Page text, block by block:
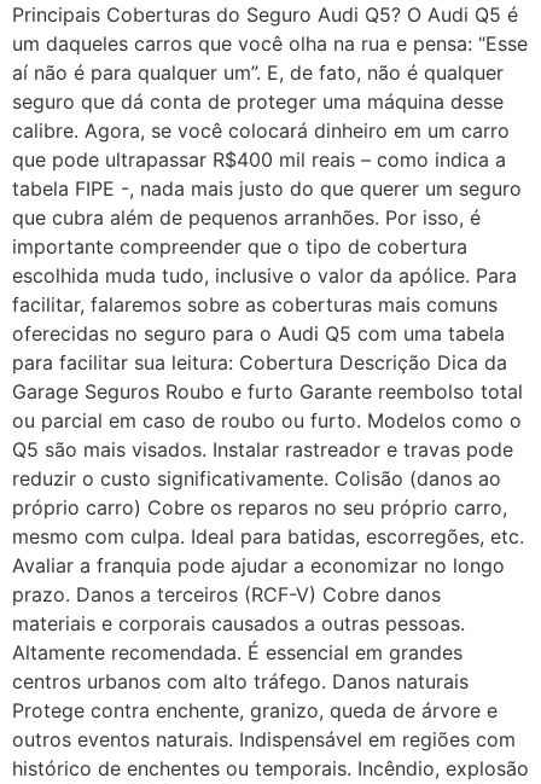
Principais Coberturas do Seguro Audi Q5? O Audi Q5 é
um daqueles carros que você olha na rua e pensa: “Esse
aí não é para qualquer um”. E, de fato, não é qualquer
seguro que dá conta de proteger uma máquina desse
calibre. Agora, se você colocará dinheiro em um carro
que pode ultrapassar R$400 mil reais – como indica a
tabela FIPE -, nada mais justo do que querer um seguro
que cubra além de pequenos arranhões. Por isso, é
importante compreender que o tipo de cobertura
escolhida muda tudo, inclusive o valor da apólice. Para
facilitar, falaremos sobre as coberturas mais comuns
oferecidas no seguro para o Audi Q5 com uma tabela
para facilitar sua leitura: Cobertura Descrição Dica da
Garage Seguros Roubo e furto Garante reembolso total
ou parcial em caso de roubo ou furto. Modelos como o
Q5 são mais visados. Instalar rastreador e travas pode
reduzir o custo significativamente. Colisão (danos ao
próprio carro) Cobre os reparos no seu próprio carro,
mesmo com culpa. Ideal para batidas, escorregões, etc.
Avaliar a franquia pode ajudar a economizar no longo
prazo. Danos a terceiros (RCF-V) Cobre danos
materiais e corporais causados a outras pessoas.
Altamente recomendada. É essencial em grandes
centros urbanos com alto tráfego. Danos naturais
Protege contra enchente, granizo, queda de árvore e
outros eventos naturais. Indispensável em regiões com
histórico de enchentes ou temporais. Incêndio, explosão